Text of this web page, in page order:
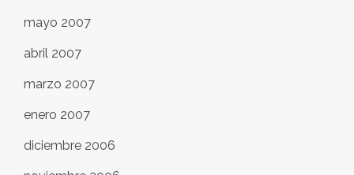
mayo 2007
abril 2007
marzo 2007
enero 2007
diciembre 2006